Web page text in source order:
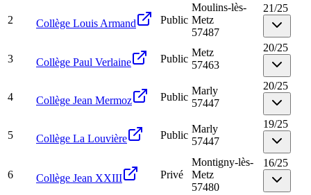
2 Collège Louis Armand Public
Moulins-lès-
Metz
57487
21/25
3 Collège Paul Verlaine Public
Metz
57463
20/25
4 Collège Jean Mermoz Public
Marly
57447
20/25
5 Collège La Louvière Public
Marly
57447
19/25
6 Collège Jean XXIII Privé
Montigny-lès-
Metz
57480
16/25